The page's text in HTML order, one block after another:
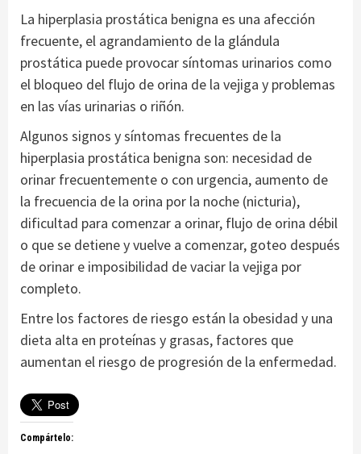
La hiperplasia prostática benigna es una afección
frecuente, el agrandamiento de la glándula
prostática puede provocar síntomas urinarios como
el bloqueo del flujo de orina de la vejiga y problemas
en las vías urinarias o riñón.
Algunos signos y síntomas frecuentes de la
hiperplasia prostática benigna son: necesidad de
orinar frecuentemente o con urgencia, aumento de
la frecuencia de la orina por la noche (nicturia),
dificultad para comenzar a orinar, flujo de orina débil
o que se detiene y vuelve a comenzar, goteo después
de orinar e imposibilidad de vaciar la vejiga por
completo.
Entre los factores de riesgo están la obesidad y una
dieta alta en proteínas y grasas, factores que
aumentan el riesgo de progresión de la enfermedad.
Compártelo: